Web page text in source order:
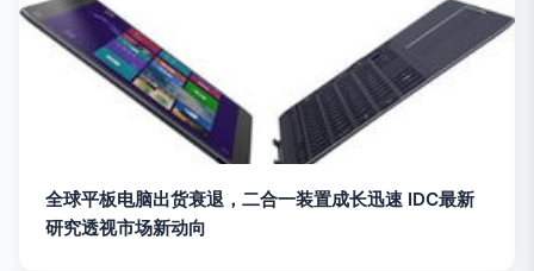
全球平板电脑出货衰退，二合一装置成长迅速 IDC最新
研究透视市场新动向